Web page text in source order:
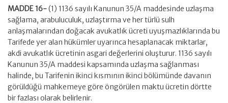
MADDE 16-(1) 1136 sayılı Kanunun 35/A maddesinde uzlaşma
sağlama, arabuluculuk, uzlaştırma ve her türlü sulh
anlaşmalarından doğacak avukatlık ücreti uyuşmazlıklarında bu
Tarifede yer alan hükümler uyarınca hesaplanacak miktarlar,
akdi avukatlık ücretinin asgari değerlerini oluşturur. 1136 sayılı
Kanunun 35/A maddesi kapsamında uzlaşma sağlanması
halinde, bu Tarifenin ikinci kısmının ikinci bölümünde davanın
görüldüğü mahkemeye göre öngörülen maktu ücretin dörtte
bir fazlası olarak belirlenir.